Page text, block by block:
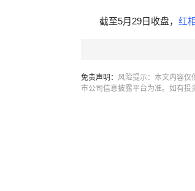
截至5月29日收盘， 红
免责声明： 风险提示：本文内容仅
市公司信息披露平台为准。如有投